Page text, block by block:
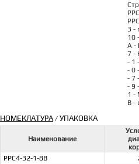
3 -
10
А -
7 -
- 1
- 0
- 7
- 9
1 -
В -
НОМЕКЛАТУРА/ УПАКОВКА
Наименование
РРС4-32-1-8В